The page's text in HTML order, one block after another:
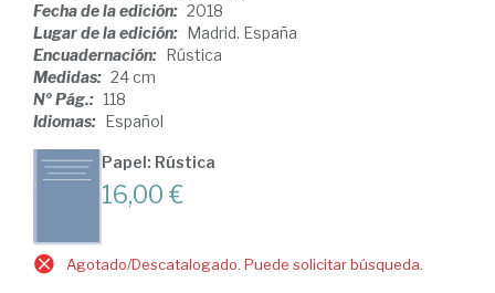
Fecha de la edición: 2018
Lugar de la edición: Madrid. España
Encuadernación: Rústica
Medidas: 24 cm
Nº Pág.: 118
Idiomas: Español
Papel: Rústica
16,00 €
Agotado/Descatalogado. Puede solicitar búsqueda.